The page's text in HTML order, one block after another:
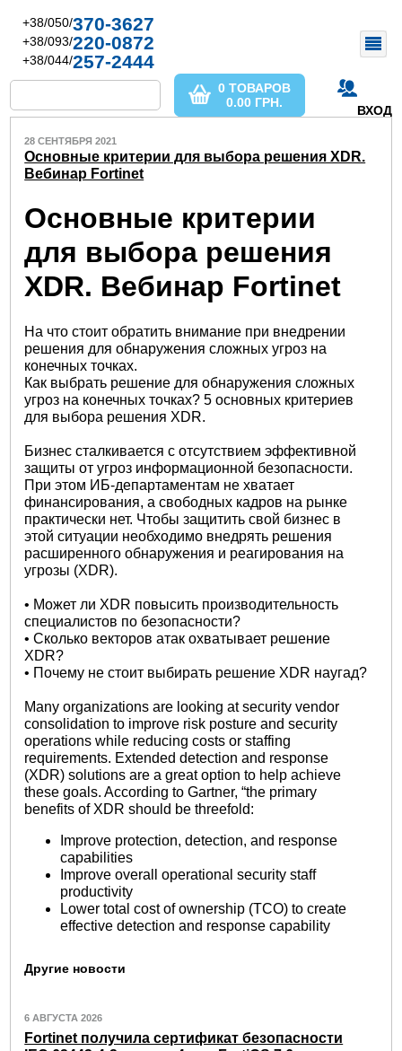
+38/050/370-3627
+38/093/220-0872
+38/044/257-2444
ВХОД
0 ТОВАРОВ
0.00 ГРН.
28 СЕНТЯБРЯ 2021
Основные критерии для выбора решения XDR.
Вебинар Fortinet
Основные критерии
для выбора решения
XDR. Вебинар Fortinet
На что стоит обратить внимание при внедрении
решения для обнаружения сложных угроз на
конечных точках.
Как выбрать решение для обнаружения сложных
угроз на конечных точках? 5 основных критериев
для выбора решения XDR.
Бизнес сталкивается с отсутствием эффективной
защиты от угроз информационной безопасности.
При этом ИБ-департаментам не хватает
финансирования, а свободных кадров на рынке
практически нет. Чтобы защитить свой бизнес в
этой ситуации необходимо внедрять решения
расширенного обнаружения и реагирования на
угрозы (XDR).
• Может ли XDR повысить производительность
специалистов по безопасности?
• Сколько векторов атак охватывает решение
XDR?
• Почему не стоит выбирать решение XDR наугад?
Many organizations are looking at security vendor
consolidation to improve risk posture and security
operations while reducing costs or staffing
requirements. Extended detection and response
(XDR) solutions are a great option to help achieve
these goals. According to Gartner, “the primary
benefits of XDR should be threefold:
Improve protection, detection, and response
capabilities
Improve overall operational security staff
productivity
Lower total cost of ownership (TCO) to create
effective detection and response capability
Другие новости
6 АВГУСТА 2026
Fortinet получила сертификат безопасности